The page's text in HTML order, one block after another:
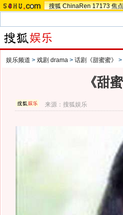
搜狐 ChinaRen 17173 焦
娱乐频道 > 戏剧 drama > 话剧《甜蜜蜜》 >
《甜
来源：搜狐娱乐